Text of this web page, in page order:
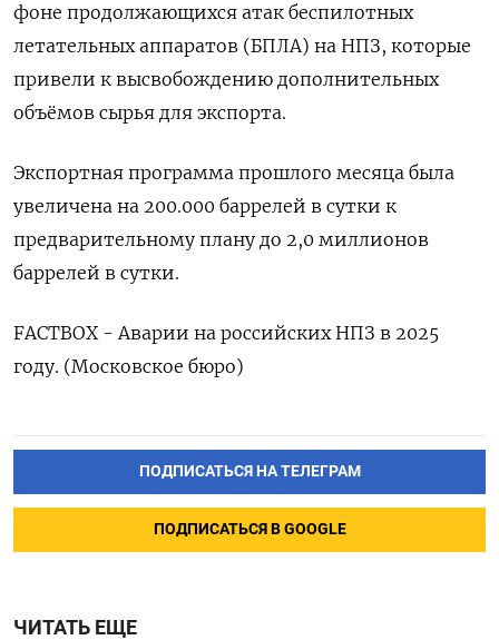
фоне продолжающихся атак беспилотных
летательных аппаратов (БПЛА) на НПЗ, которые
привели к высвобождению дополнительных
объёмов сырья для экспорта.
Экспортная программа прошлого месяца была
увеличена на 200.000 баррелей в сутки к
предварительному плану до 2,0 миллионов
баррелей в сутки.
FACTBOX - Аварии на российских НПЗ в 2025
году. (Московское бюро)
ПОДПИСАТЬСЯ НА ТЕЛЕГРАМ
ПОДПИСАТЬСЯ В GOOGLE
ЧИТАТЬ ЕЩЕ